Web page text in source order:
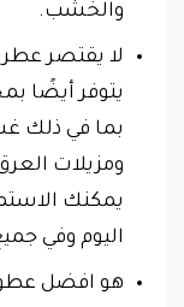
والخشب.
لا يقتصر
يتوفر أيضًا
بما في ذلك
ومزيلات
يمكنك
اليوم وفي
هو افضل عطور